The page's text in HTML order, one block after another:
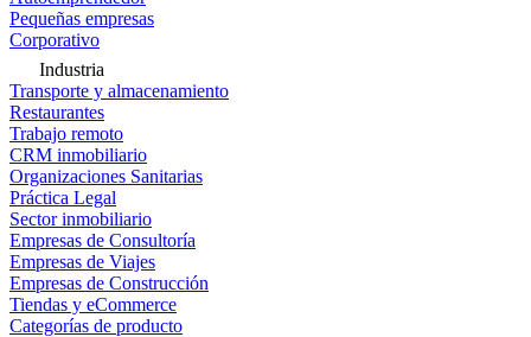
Pequeñas empresas
Corporativo
Industria
Transporte y almacenamiento
Restaurantes
Trabajo remoto
CRM inmobiliario
Organizaciones Sanitarias
Práctica Legal
Sector inmobiliario
Empresas de Consultoría
Empresas de Viajes
Empresas de Construcción
Tiendas y eCommerce
Categorías de producto